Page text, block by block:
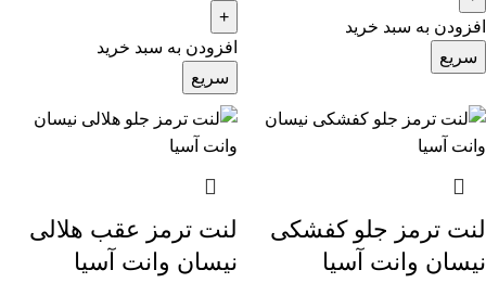
افزودن به سبد خرید
سریع
افزودن به سبد خرید
سریع
لنت ترمز جلو کفشکی
نیسان وانت آسیا
لنت ترمز عقب هلالی
نیسان وانت آسیا